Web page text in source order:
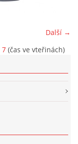
Další →
7 (čas ve vteřinách)